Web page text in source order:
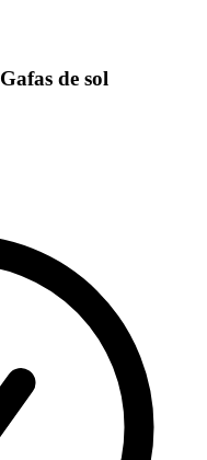
Gafas de sol